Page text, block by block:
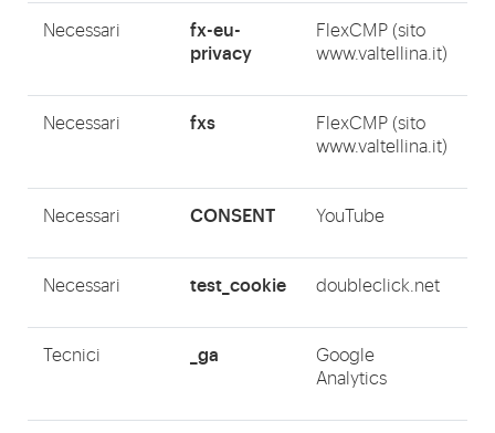
Necessari
fx-eu-
privacy
FlexCMP (sito
www.valtellina.it)
Necessari fxs
FlexCMP (sito
www.valtellina.it)
Necessari CONSENT YouTube
Necessari test_cookie doubleclick.net
Tecnici _ga
Google
Analytics